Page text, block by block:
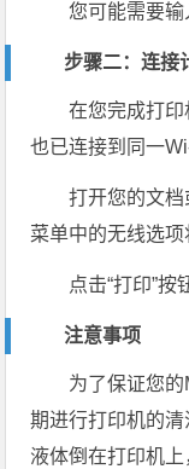
您可能需要输
步骤二：连接
在您完成打
也已连接到同一
打开您的文
菜单中的无线选项
点击“打印”按
注意事项
为了保证您
期进行打印机的
液体倒在打印机